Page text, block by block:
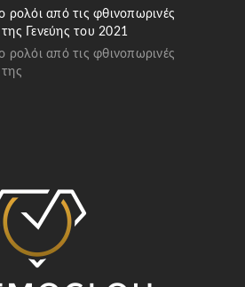
ρολόι από τις φθινοπωρινές
Γενεύης του 2021
ρολόι από τις φθινοπωρινές